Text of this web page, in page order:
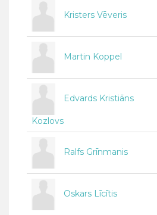
Kristers Vēveris
Martin Koppel
Edvards Kristiāns
Kozlovs
Ralfs Grīnmanis
Oskars Līcītis